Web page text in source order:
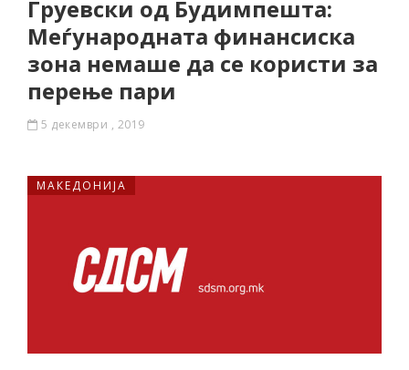
Груевски од Будимпешта:
Меѓународната финансиска
зона немаше да се користи за
перење пари
5 декември , 2019
МАКЕДОНИЈА